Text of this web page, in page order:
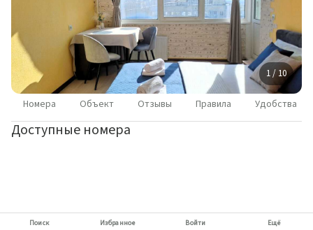
1 / 10
Номера Объект Отзывы Правила Удобства
Доступные номера
Поиск Избранное Войти Ещё